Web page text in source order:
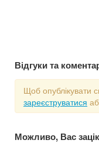
Відгуки та
Щоб опублікувати
зареєструватися
Можливо, Вас